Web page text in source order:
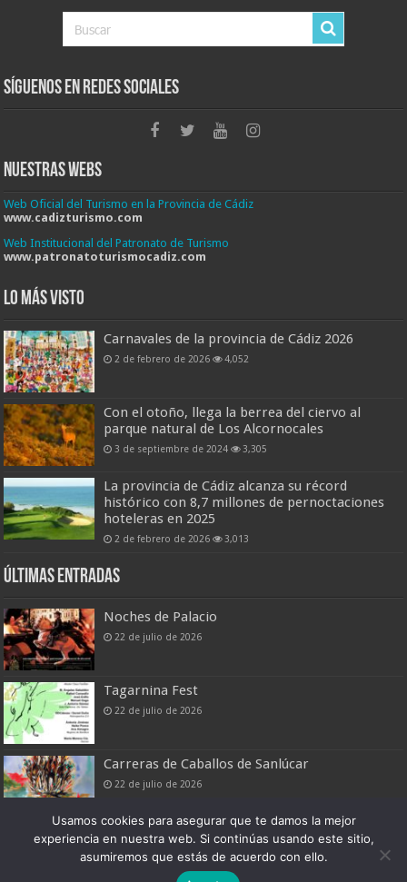
Síguenos en Redes Sociales
Nuestras Webs
Web Oficial del Turismo en la Provincia de Cádiz
www.cadizturismo.com
Web Institucional del Patronato de Turismo
www.patronatoturismocadiz.com
Lo más visto
Carnavales de la provincia de Cádiz 2026
2 de febrero de 2026 4,052
Con el otoño, llega la berrea del ciervo al
parque natural de Los Alcornocales
3 de septiembre de 2024 3,305
La provincia de Cádiz alcanza su récord
histórico con 8,7 millones de pernoctaciones
hoteleras en 2025
2 de febrero de 2026 3,013
Últimas entradas
Noches de Palacio
22 de julio de 2026
Tagarnina Fest
22 de julio de 2026
Carreras de Caballos de Sanlúcar
22 de julio de 2026
Boletín Digital de Noticias Turísticas
Usamos cookies para asegurar que te damos la mejor
experiencia en nuestra web. Si continúas usando este sitio,
asumiremos que estás de acuerdo con ello.